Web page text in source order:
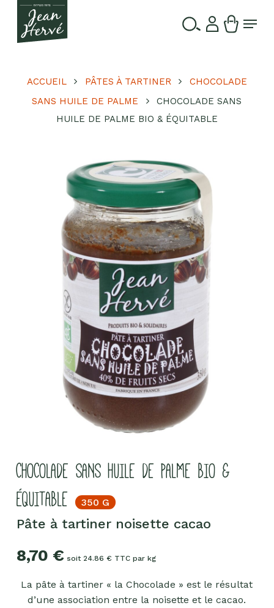
Passer
contenu
Menu
ACCUEIL PÂTES À TARTINER
CHOCOLADE
SANS HUILE DE PALME
CHOCOLADE SANS
HUILE DE PALME BIO & ÉQUITABLE
CHOCOLADE SANS HUILE DE PALME BIO &
ÉQUITABLE
350 G
Pâte à tartiner noisette cacao
8,70 €soit 24.86 € TTC par kg
La pâte à tartiner « la Chocolade » est le résultat
d’une association entre la noisette et le cacao.